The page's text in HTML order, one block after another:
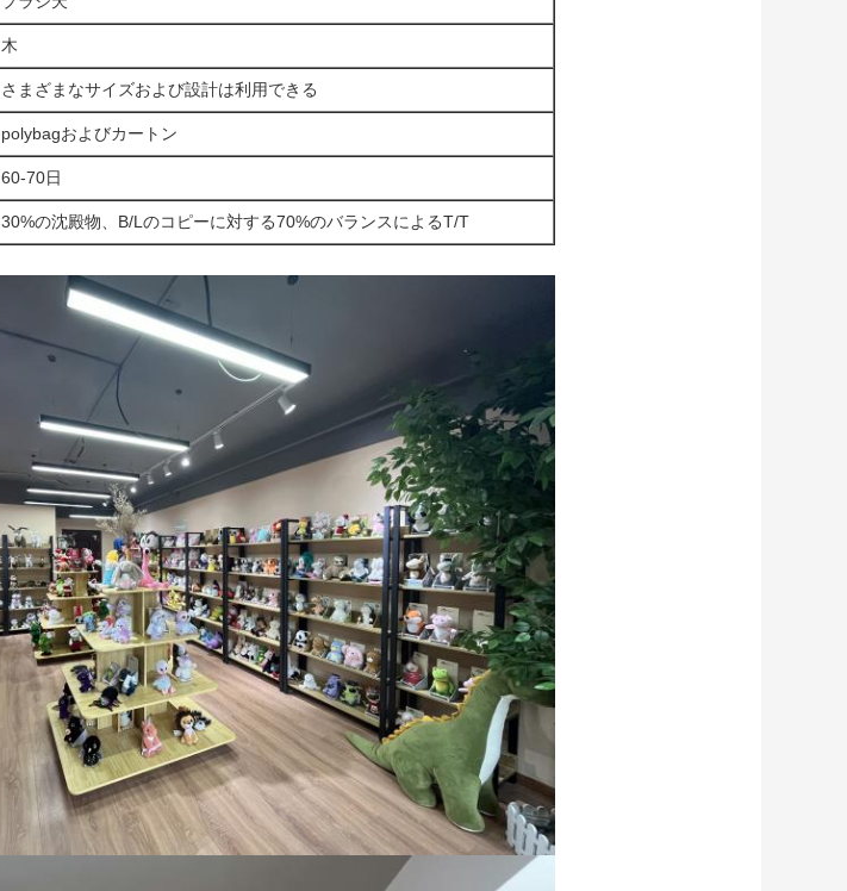
木
さまざまなサイズおよび設計は利用できる
polybagおよびカートン
60-70日
30%の沈殿物、B/Lのコピーに対する70%のバランスによるT/T